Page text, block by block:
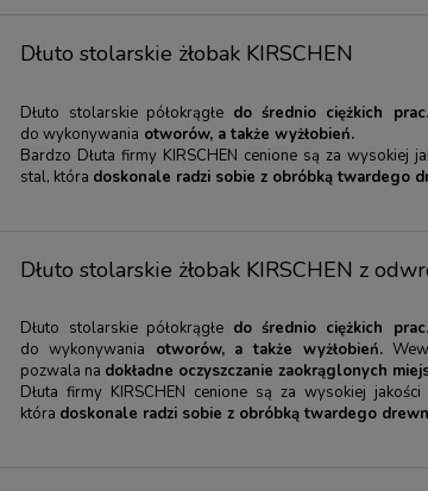
Dłuto stolarskie żłobak KIRSCHEN
Dłuto stolarskie półokrągłe do średnio ciężkich prac
do wykonywania otworów, a także wyżłobień.
Bardzo Dłuta firmy KIRSCHEN cenione są za wysokiej
stal, która doskonale radzi sobie z obróbką twardego
Dłuto stolarskie żłobak KIRSCHEN z
Dłuto stolarskie półokrągłe do średnio ciężkich prac
do wykonywania otworów, a także wyżłobień.
pozwala na dokładne oczyszczanie zaokrąglonych
Dłuta firmy KIRSCHEN cenione są za wysokiej
która doskonale radzi sobie z obróbką twardego